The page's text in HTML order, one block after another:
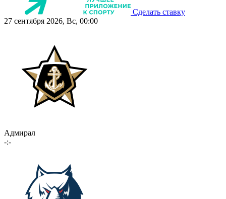
Сделать ставку
27 сентября 2026, Вс, 00:00
Адмирал
-:-